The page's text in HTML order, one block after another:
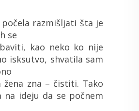
počela razmišljati šta je
se
kao neko ko nije
isksutvo, shvatila sam
žena zna – čistiti. Tako
na ideju da se počnem